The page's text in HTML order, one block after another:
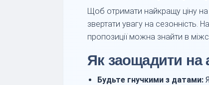
Щоб отримати найкращу ціну на
звертати увагу на сезонність.
пропозиції можна знайти в
Як заощадити на
Будьте гнучкими з датами: